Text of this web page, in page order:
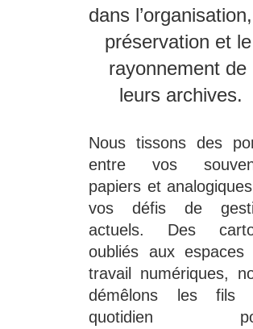
dans
préservation et le
rayonnement de
leurs archives.
Nous tissons des
entre vos
papiers et
vos défis de
actuels. Des
oubliés aux espaces
travail numériques,
démêlons les fils
quotidien